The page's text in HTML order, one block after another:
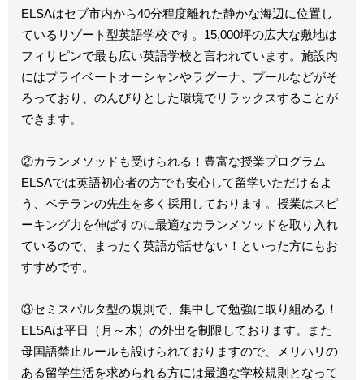
ELSAはセブ市内から40分程度離れた静かな海辺に位置し
ているリゾート型英語学校です。15,000坪の広大な敷地は
フィリピンで最も広い英語学校と言われています。施設内
にはプライベートオーシャンやラグーナ、プールなどがそ
ろっており、のんびりとした環境でリラックスすることが
できます。
②カランメソッドも受けられる！豊富な授業プログラム
ELSAでは英語初心者の方でも安心して留学いただけるよ
う、ベテランの先生を多く採用しております。授業はスピ
ーキング力を伸ばすのに最適なカランメソッドを取り入れ
ているので、まったく英語が話せない！といった方にもお
すすめです。
③セミスパルタ型の規則で、集中して勉強に取り組める！
ELSAは平日（月～木）の外出を制限しております。また
母国語禁止ルールも設けられておりますので、メリハリの
ある留学生活を求められる方には最適な学校規則となって